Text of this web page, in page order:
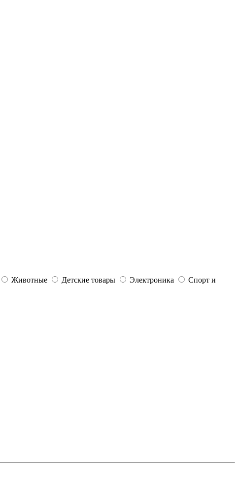
Животные Детские товары Электроника
Спорт и